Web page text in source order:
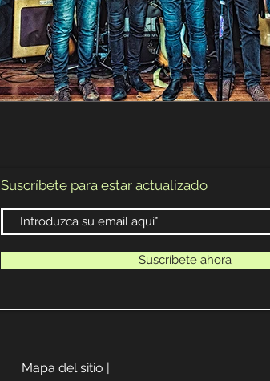
Suscríbete para estar actualizado
Suscríbete ahora
Mapa del sitio |